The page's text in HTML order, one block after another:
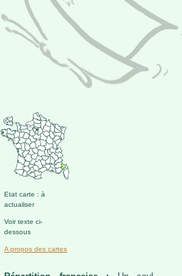
Etat carte : à
actualiser
Voir texte ci-
dessous
A propos des cartes